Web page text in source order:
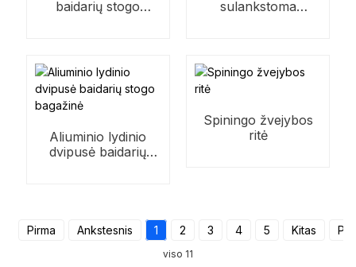
baidarių stogo
sulankstoma
Aliuminio lydinio
dvipusė baidarių
Spiningo žvejybos
ritė
Pirma Ankstesnis 1 2 3 4 5 Kitas
viso 11